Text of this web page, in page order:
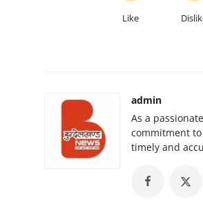
Like
admin
As a
commitment
timely and